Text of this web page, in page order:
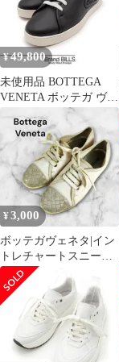
¥49,800
未使用品 BOTTEGA
VENETA ボッテガ ヴェ
ネタ イントレチャート
スニーカー 496191 #38
25cm レザー ブラック
レディース
¥3,000
ボッテガヴェネタ|イン
トレチャートスニーカ
ー|37|薄桃|i1833